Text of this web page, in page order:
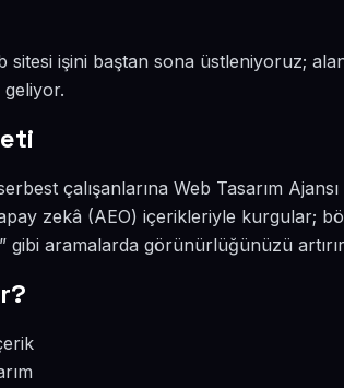
işini baştan sona üstleniyoruz;
geliyor.
çalışanlarına Web Tasarım
zekâ (AEO) içerikleriyle kurgular;
gibi aramalarda görünürlüğünüzü